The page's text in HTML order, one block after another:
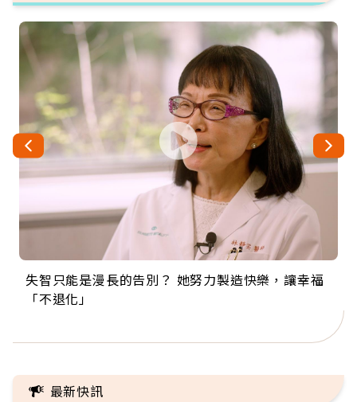
失智只能是漫長的告別？ 她努力製造快樂，讓幸福
「不退化」
來自剛果的巧克力神父 為台灣奉獻36年 「台灣是我
的家，我連作夢都講台語！」
63歲卸矽谷副總、搬回台灣找快樂！「蛋黃哥小
丑」走進安養院，逗樂上萬爺奶：退休後才開始真
104歲打破金氏世界紀錄 成為全球最年長羽球選
手，分享長壽的秘密原來是「這個」
事業巔峰他選擇追夢…黑手阿伯拉小提琴還登上小
巨蛋！連CNN都大讚！
最新快訊